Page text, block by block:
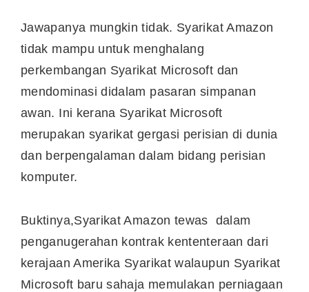
Jawapanya mungkin tidak. Syarikat Amazon
tidak mampu untuk menghalang
perkembangan Syarikat Microsoft dan
mendominasi didalam pasaran simpanan
awan. Ini kerana Syarikat Microsoft
merupakan syarikat gergasi perisian di dunia
dan berpengalaman dalam bidang perisian
komputer.
Buktinya,Syarikat Amazon tewas dalam
penganugerahan kontrak kententeraan dari
kerajaan Amerika Syarikat walaupun Syarikat
Microsoft baru sahaja memulakan perniagaan